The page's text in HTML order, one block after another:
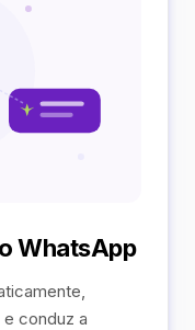
WhatsApp
conduz a